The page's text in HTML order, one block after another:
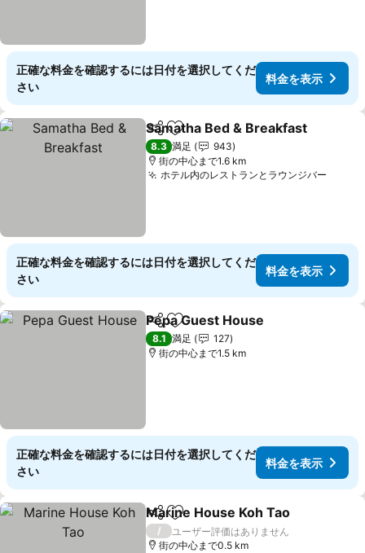
正確な料金を確認するには日付を選択してくだ
さい
料金を表示
シェアお気に入りに追加
Samatha Bed & Breakfast
8.3 満足
943
街の中心まで1.6 km
ホテル内のレストランとラウンジバー
正確な料金を確認するには日付を選択してくだ
さい
料金を表示
シェアお気に入りに追加
Pepa Guest House
8.1 満足
127
街の中心まで1.5 km
正確な料金を確認するには日付を選択してくだ
さい
料金を表示
シェアお気に入りに追加
Marine House Koh Tao
/
ユーザー評価はありません
街の中心まで0.5 km